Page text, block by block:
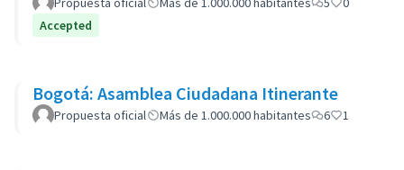
Accepted
Bogotá: Asamblea Ciudadana Itinerante
Propuesta oficial Más de 1.000.000 habitantes 6 1